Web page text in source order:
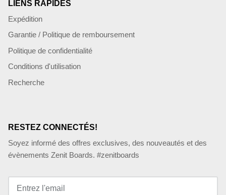
LIENS RAPIDES
Expédition
Garantie / Politique de remboursement
Politique de confidentialité
Conditions d'utilisation
Recherche
RESTEZ CONNECTÉS!
Soyez informé des offres exclusives, des nouveautés et des
évènements Zenit Boards. #zenitboards